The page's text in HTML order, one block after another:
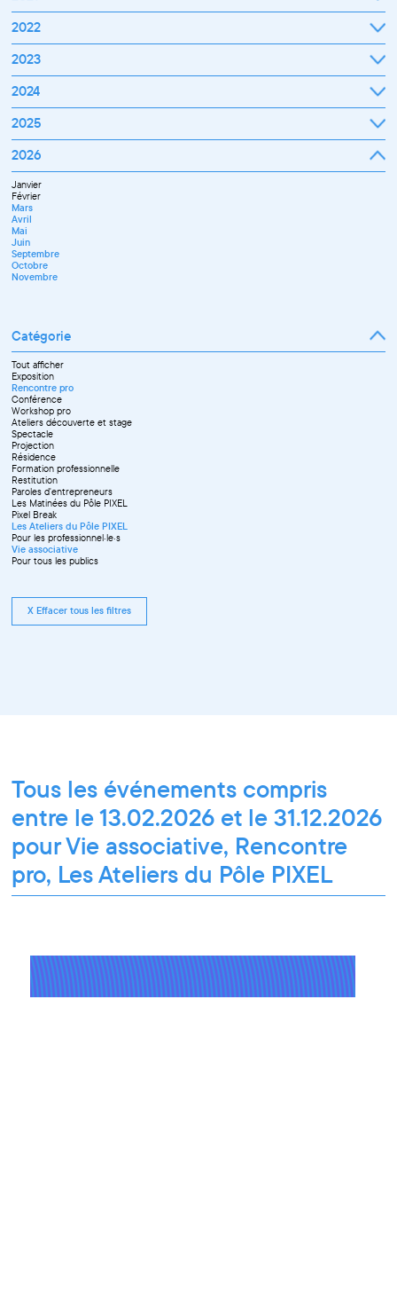
Septembre
Novembre
Décembre
2022
Janvier
Mars
Avril
Juillet
Septembre
Octobre
Novembre
Décembre
2023
Janvier
Mars
Avril
Septembre
Octobre
Novembre
Décembre
2024
Janvier
Mars
Avril
Juin
Juillet
Septembre
Novembre
Décembre
2025
Janvier
Mars
Avril
Mai
Juin
Juillet
Septembre
Octobre
Novembre
Décembre
2026
Janvier
Février
Mars
Avril
Mai
Juin
Septembre
Octobre
Novembre
Catégorie
Tout afficher
Exposition
Rencontre pro
Conférence
Workshop pro
Ateliers découverte et stage
Spectacle
Projection
Résidence
Formation professionnelle
Restitution
Paroles d'entrepreneurs
Les Matinées du Pôle PIXEL
Pixel Break
Les Ateliers du Pôle PIXEL
Pour les professionnel·le·s
Vie associative
Pour tous les publics
X Effacer tous les filtres
Tous les événements compris
entre le 13.02.2026 et le 31.12.2026
pour Vie associative, Rencontre
pro, Les Ateliers du Pôle PIXEL